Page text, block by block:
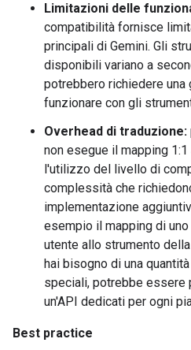
Limitazioni delle
compatibilità fornisce
principali di Gemini. Gli
disponibili variano a
potrebbero richiedere una
funzionare con gli
Overhead di traduzione:
non esegue il mapping
l'utilizzo del livello di
complessità che
implementazione
esempio il mapping di
utente allo strumento
hai bisogno di una
speciali, potrebbe essere
un'API dedicati per ogni
Best practice